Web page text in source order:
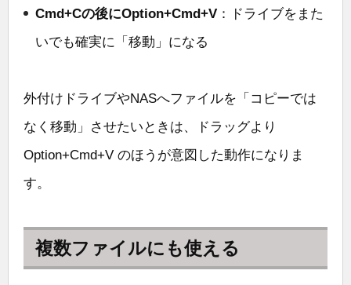
Cmd+Cの後にOption+Cmd+V ：ドライブをまた
いでも確実に「移動」になる
外付けドライブやNASへファイルを「コピーでは
なく移動」させたいときは、ドラッグより
Option+Cmd+V のほうが意図した動作になりま
す。
複数ファイルにも使える